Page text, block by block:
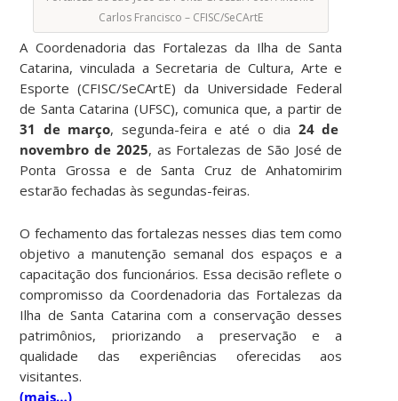
Carlos Francisco – CFISC/SeCArtE
A Coordenadoria das Fortalezas da Ilha de Santa
Catarina, vinculada a Secretaria de Cultura, Arte e
Esporte (CFISC/SeCArtE) da Universidade Federal
de Santa Catarina (UFSC), comunica que, a partir de
31 de março, segunda-feira e até o dia 24 de
novembro de 2025, as Fortalezas de São José de
Ponta Grossa e de Santa Cruz de Anhatomirim
estarão fechadas às segundas-feiras.
O fechamento das fortalezas nesses dias tem como
objetivo a manutenção semanal dos espaços e a
capacitação dos funcionários. Essa decisão reflete o
compromisso da Coordenadoria das Fortalezas da
Ilha de Santa Catarina com a conservação desses
patrimônios, priorizando a preservação e a
qualidade das experiências oferecidas aos
visitantes.
(mais…)